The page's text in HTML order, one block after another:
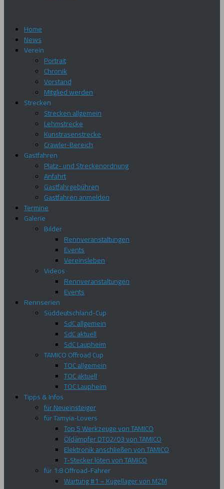
Home
News
Verein
Portrait
Chronik
Vorstand
Mitglied werden
Strecken
Strecken allgemein
Lehmstrecke
Kunstrasenstrecke
Crawler-Bereich
Gastfahren
Platz- und Streckenordnung
Anfahrt
Gastfahrgebühren
Gastfahren anmelden
Termine
Galerie
Bilder
Rennveranstaltungen
Events
Vereinsleben
Videos
Rennveranstaltungen
Events
Rennserien
Süddeutschland-Cup
SdC allgemein
SdC aktuell
SdC Laupheim
TAMICO Offroad Cup
TOC allgemein
TOC aktuell
TOC Laupheim
Tipps & Infos
für Neueinsteiger
für Tamyia-Lovers
Top 5 Werkzeuge von TAMICO
Öldämpfer DT02/03 von TAMICO
Elektronik anschließen von TAMICO
T-Stecker löten von TAMICO
für 1:8 Offroad-Fahrer
Wartung #1 – Kugellager von MZM